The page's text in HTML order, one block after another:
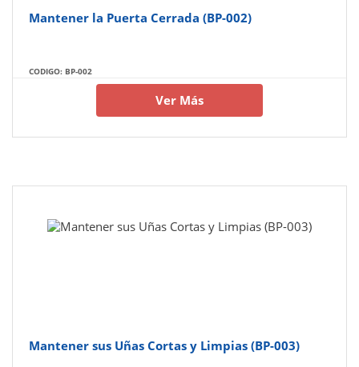
Mantener la Puerta Cerrada (BP-002)
CODIGO: BP-002
Ver Más
Mantener sus Uñas Cortas y Limpias (BP-003)